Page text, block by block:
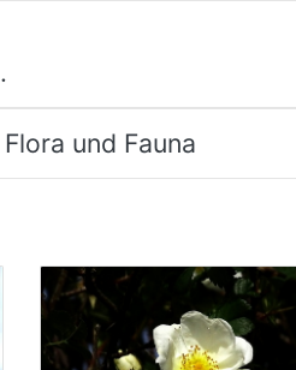
.
Flora und Fauna